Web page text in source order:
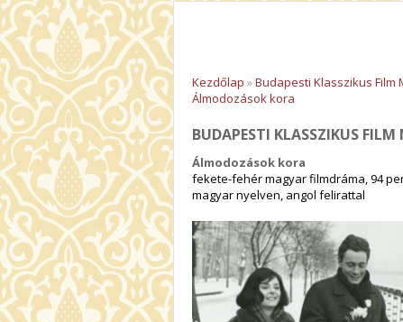
Kezdőlap »Budapesti Klasszikus Film
Álmodozások kora
BUDAPESTI KLASSZIKUS
Álmodozások kora
fekete-fehér magyar filmdráma, 94
magyar nyelven, angol felirattal